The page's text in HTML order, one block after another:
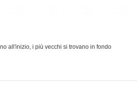
all'inizio, i più vecchi si trovano in fondo